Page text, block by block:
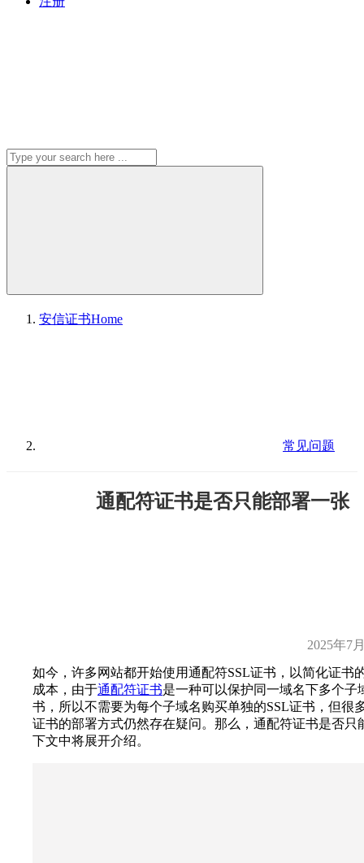
安信证书Home
常见问题
通配符证书是否只能部署一张
2025年7
如今，许多网站都开始使用通配符SSL证书，以简化证书
成本，由于通配符证书是一种可以保护同一域名下多个子
书，所以不需要为每个子域名购买单独的SSL证书，但很
证书的部署方式仍然存在疑问。那么，通配符证书是否只
下文中将展开介绍。